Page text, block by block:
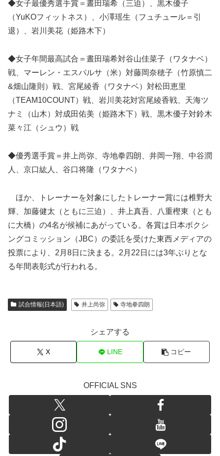
◆女子最優秀選手賞＝晝田瑞希（三迫）、黒木優子
（YuKOフィットネス）、小澤瑶生（フュチュール＝引
退）、岩川美花（姫路木下）
◆女子年間最高試合＝晝田瑞希対谷山佳菜子（ワタナベ）
戦、マーレン・エスパルサ（米）対藤岡奈穂子（竹原慎二
&畑山隆則）戦、宮尾綾香（ワタナベ）対松田恵里
（TEAM10COUNT）戦、岩川美花対宮尾綾香戦、天海ツ
ナミ（山木）対成田佑美（姫路木下）戦、黒木優子対鈴木
菜々江（シュウ）戦
◆優秀選手賞＝井上尚弥、寺地拳四朗、井岡一翔、中谷潤
人、京口紘人、谷口将隆（ワタナベ）
ほか、トレーナーを対象にしたトレーナー賞には椎野大
輝、加藤健太（ともに三迫）、井上真吾、八重樫東（とも
に大橋）の4名が候補にあがっている。各賞は日本ボクシ
ングコミッション（JBC）の委託を受けた東西メディアの
投票により、2月8日に決まる。2月22日には3年ぶりとな
る年間表彰式が行われる。
試合情報(日本語) 井上尚弥 寺地拳四朗
シェアする
X LINE コピー
OFFICIAL SNS